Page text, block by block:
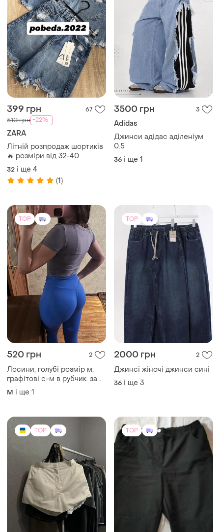
399 грн 67
510 грн -22%
ZARA
Літній розпродаж шортиків
🔥 розміри від 32-40
32 і ще 4
(1)
3500 грн 3
Adidas
Джинси адідас аділеніум
0.5
36 і ще 1
TOP
520 грн 2
Лосини, голубі розмір м,
графітові с-м в рубчик. за
дві пари 520
M і ще 1
TOP
2000 грн 2
Джинсі жіночі джинси сині
36 і ще 3
TOP TOP